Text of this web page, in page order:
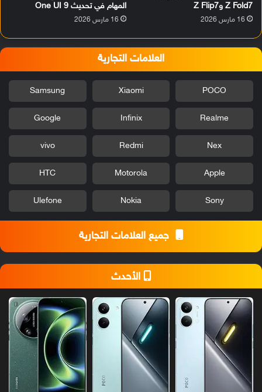
Z Fold7 وZ Flip7
16 مارس 2026
المهام في تحديث One UI 9
16 مارس 2026
العلامات التجارية
POCO
Xiaomi
Samsung
Realme
Infinix
Google
Nex
Redmi
vivo
Apple
Motorola
HTC
Sony
Nokia
Ulefone
جميع العلامات التجارية
الأحدث